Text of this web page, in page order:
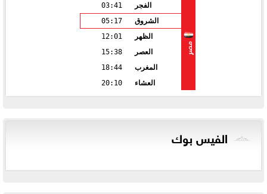
مصر
الفجر
03:41
الشروق
05:17
الظهر
12:01
العصر
15:38
المغرب
18:44
العشاء
20:10
الفيس بوك